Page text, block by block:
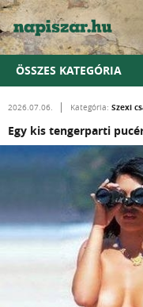
ÖSSZES KATEGÓRIA
2026.07.06. Kategória: Szexi
Egy kis tengerparti